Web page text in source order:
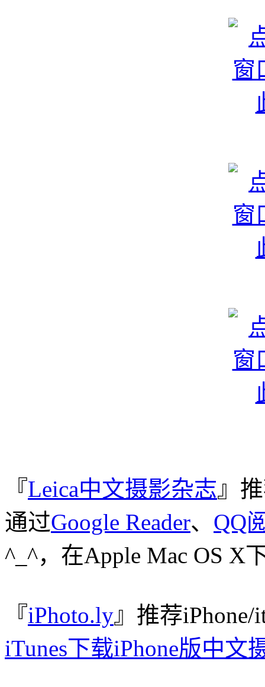
『Leica中文摄影杂志』
通过Google Reader、 QQ
^_^，在Apple Mac OS X
『iPhoto.ly』推荐iPhone/
iTunes下载iPhone版中文